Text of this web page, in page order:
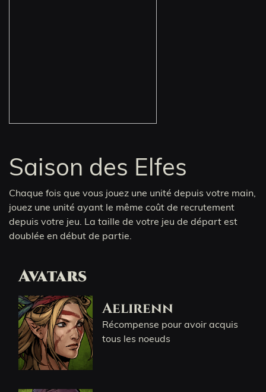
Saison des Elfes
Chaque fois que vous jouez une unité depuis votre main,
jouez une unité ayant le même coût de recrutement
depuis votre jeu. La taille de votre jeu de départ est
doublée en début de partie.
Avatars
Aelirenn
Récompense pour avoir acquis
tous les noeuds